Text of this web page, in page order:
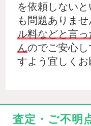
を依頼しない
も問題ありませ
ル料などと言
んのでご安心し
すよう宜しくお
査定・ご不明